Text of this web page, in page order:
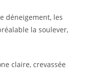
déneigement, les
la soulever,
claire, crevassée